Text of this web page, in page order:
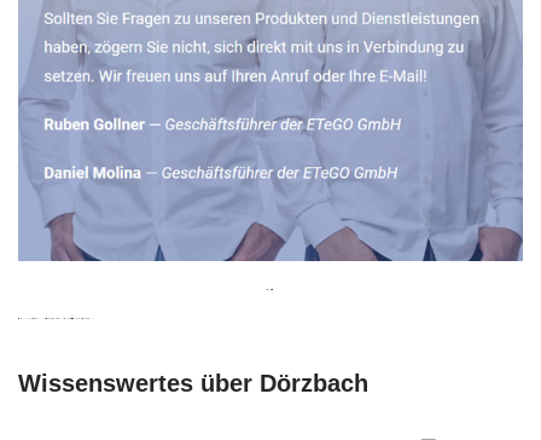
Wissenswertes über Dörzbach